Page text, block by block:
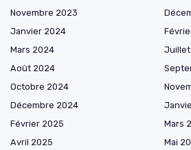
Novembre 2023
Janvier 2024
Mars 2024
Août 2024
Octobre 2024
Décembre 2024
Février 2025
Mars
Avril 2025
Mai